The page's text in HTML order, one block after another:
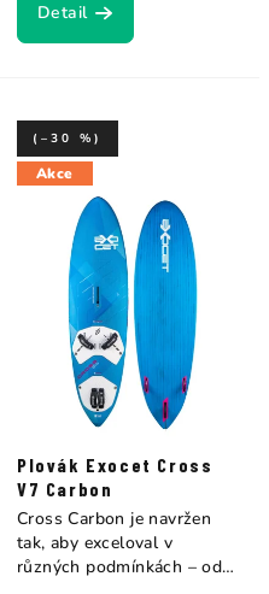
Detail
Akce
Plovák Exocet Cross
V7 Carbon
(–30 %)
Cross Carbon je navržen
tak, aby exceloval v
různých podmínkách – od